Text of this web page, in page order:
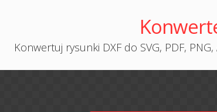
Konwertuj rysunki DXF do SVG, PDF,